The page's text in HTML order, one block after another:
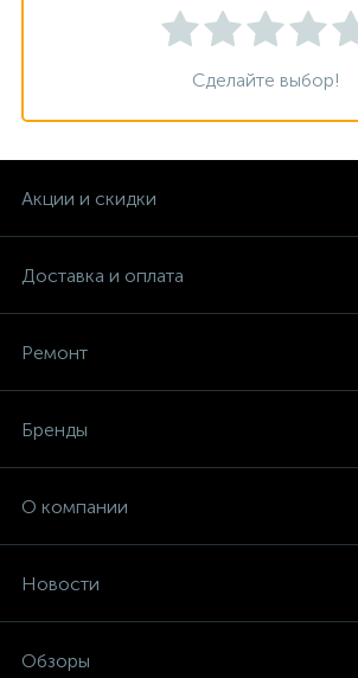
Сделайте выбор!
Акции и скидки
Доставка и оплата
Ремонт
Бренды
О компании
Новости
Обзоры